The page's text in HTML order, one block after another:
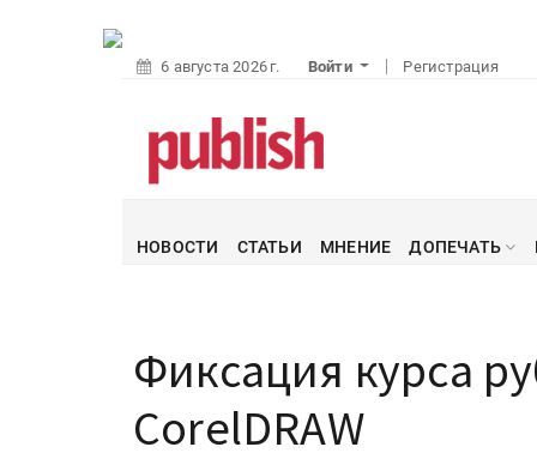
6 августа 2026 г. Войти Регистрация
НОВОСТИ СТАТЬИ МНЕНИЕ ДОПЕЧАТЬ
Фиксация курса
CorelDRAW